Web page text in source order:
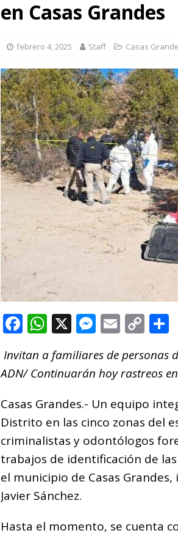
CHIHUAHUA
en Casas Grandes
febrero 4, 2025 Staff Casas
F
c
e
b
o
o
k
W
at
s
A
p
p
X M
ss
e
n
g
e
r
E
ai
l
C
p
y
Li
n
k r
Invitan a familiares de personas
ADN/ Continuarán hoy rastreos
Casas Grandes.- Un equipo
Distrito en las cinco zonas del
criminalistas y odontólogos
trabajos de identificación de
el municipio de Casas
Javier Sánchez.
Hasta el momento, se cuenta